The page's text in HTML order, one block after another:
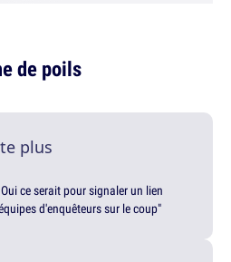
de poils
plus
ce serait pour signaler un lien
d'enquêteurs sur le coup"